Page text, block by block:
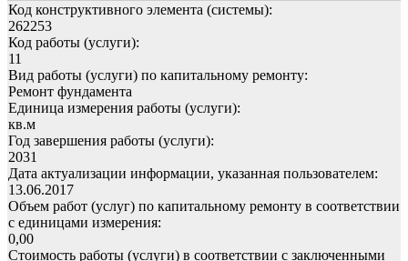
Код конструктивного элемента (системы):
262253
Код работы (услуги):
11
Вид работы (услуги) по капитальному ремонту:
Ремонт фундамента
Единица измерения работы (услуги):
кв.м
Год завершения работы (услуги):
2031
Дата актуализации информации, указанная пользователем:
13.06.2017
Объем работ (услуг) по капитальному ремонту в соответствии
с единицами измерения:
0,00
Стоимость работы (услуги) в соответствии с заключенными